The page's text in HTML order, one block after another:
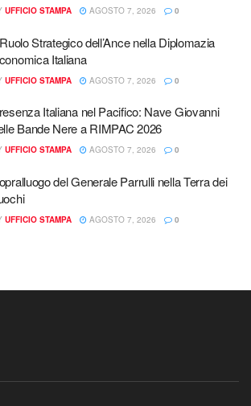
UFFICIO STAMPA AGOSTO 7, 2026 0
Strategico dell’Ance nella Diplomazia
Italiana
UFFICIO STAMPA AGOSTO 7, 2026 0
Italiana nel Pacifico: Nave Giovanni
Bande Nere a RIMPAC 2026
UFFICIO STAMPA AGOSTO 7, 2026 0
del Generale Parrulli nella Terra dei
UFFICIO STAMPA AGOSTO 7, 2026 0